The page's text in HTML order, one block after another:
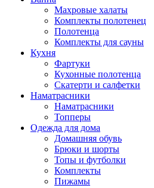
Махровые халаты
Комплекты полотенец
Полотенца
Комплекты для сауны
Кухня
Фартуки
Кухонные полотенца
Скатерти и салфетки
Наматрасники
Наматрасники
Топперы
Одежда для дома
Домашняя обувь
Брюки и шорты
Топы и футболки
Комплекты
Пижамы